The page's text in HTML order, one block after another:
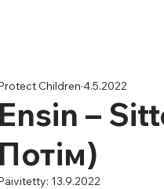
Ensin –
Потім)
Children 4.5.2022
13.9.2022